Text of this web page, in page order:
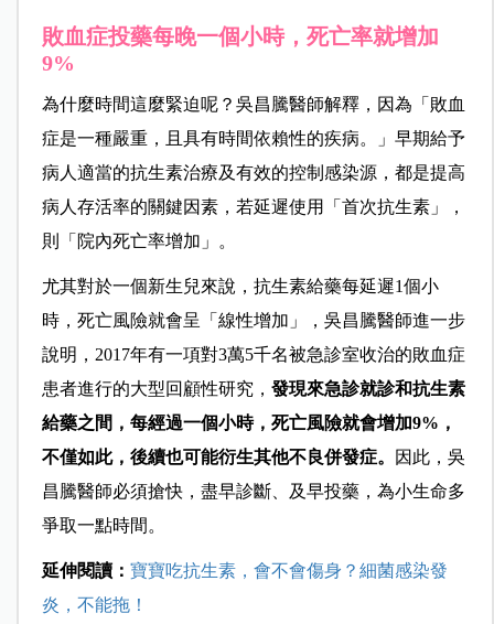
敗血症投藥每晚一個小時，死亡率就增加
9%
為什麼時間這麼緊迫呢？吳昌騰醫師解釋，因為「敗血
症是一種嚴重，且具有時間依賴性的疾病。」早期給予
病人適當的抗生素治療及有效的控制感染源，都是提高
病人存活率的關鍵因素，若延遲使用「首次抗生素」，
則「院內死亡率增加」。
尤其對於一個新生兒來說，抗生素給藥每延遲1個小
時，死亡風險就會呈「線性增加」，吳昌騰醫師進一步
說明，2017年有一項對3萬5千名被急診室收治的敗血症
患者進行的大型回顧性研究， 發現來急診就診和抗生素
給藥之間，每經過一個小時，死亡風險就會增加9%，
不僅如此，後續也可能衍生其他不良併發症。
因此，吳
昌騰醫師必須搶快，盡早診斷、及早投藥，為小生命多
爭取一點時間。
延伸閱讀： 寶寶吃抗生素，會不會傷身？細菌感染發
炎，不能拖！